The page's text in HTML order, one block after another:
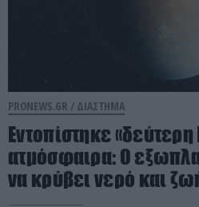
PRONEWS.GR / ΔΙΑΣΤΗΜΑ
Εντοπίστηκε «δεύτερη
ατμόσφαιρα: Ο
να κρύβει νερό και